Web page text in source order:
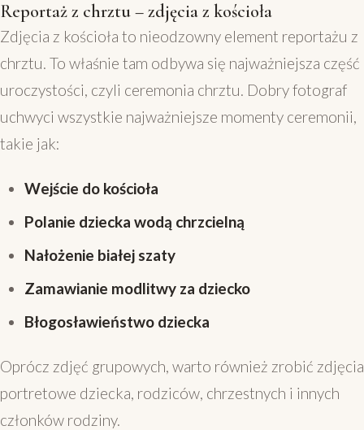
Reportaż z chrztu – zdjęcia z kościoła
Zdjęcia z kościoła to nieodzowny element reportażu z
chrztu. To właśnie tam odbywa się najważniejsza część
uroczystości, czyli ceremonia chrztu. Dobry fotograf
uchwyci wszystkie najważniejsze momenty ceremonii,
takie jak:
Wejście do kościoła
Polanie dziecka wodą chrzcielną
Nałożenie białej szaty
Zamawianie modlitwy za dziecko
Błogosławieństwo dziecka
Oprócz zdjęć grupowych, warto również zrobić zdjęcia
portretowe dziecka, rodziców, chrzestnych i innych
członków rodziny.